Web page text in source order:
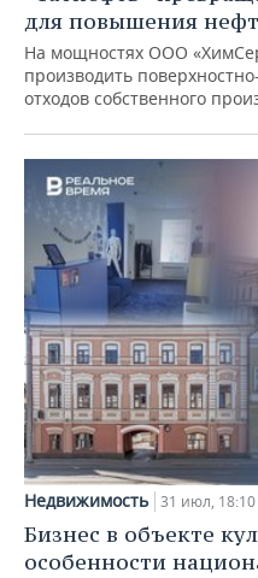
для повышения
На мощностях ООО
производить
отходов собственного
Недвижимость 31 июл, 18:10
Бизнес в объекте
особенности